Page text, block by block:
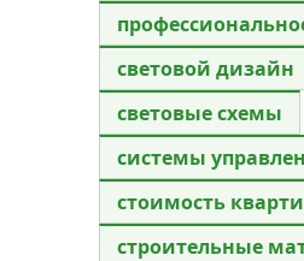
световой дизайн
световые схемы
системы
стоимость
строительные